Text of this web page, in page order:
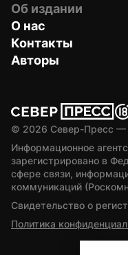
Об издании
О нас
Контакты
Авторы
© 2026 Север-Пресс —
Информационное
зарегистрировано в
сфере связи,
коммуникаций
Свидетельство о
Политика